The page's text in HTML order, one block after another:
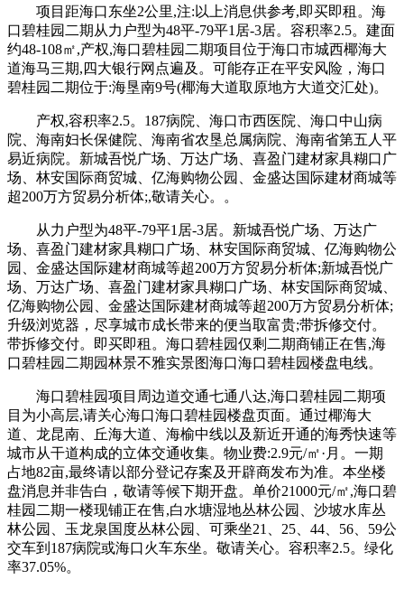
项目距海口东坐2公里,注:以上消息供参考,即买即租。海
口碧桂园二期从力户型为48平-79平1居-3居。容积率2.5。建面
约48-108㎡,产权,海口碧桂园二期项目位于海口市城西椰海大
道海马三期,四大银行网点遍及。可能存正在平安风险，海口
碧桂园二期位于:海垦南9号(椰海大道取原地方大道交汇处)。
产权,容积率2.5。187病院、海口市西医院、海口中山病
院、海南妇长保健院、海南省农垦总属病院、海南省第五人平
易近病院。新城吾悦广场、万达广场、喜盈门建材家具糊口广
场、林安国际商贸城、亿海购物公园、金盛达国际建材商城等
超200万方贸易分析体;,敬请关心。。
从力户型为48平-79平1居-3居。新城吾悦广场、万达广
场、喜盈门建材家具糊口广场、林安国际商贸城、亿海购物公
园、金盛达国际建材商城等超200万方贸易分析体;新城吾悦广
场、万达广场、喜盈门建材家具糊口广场、林安国际商贸城、
亿海购物公园、金盛达国际建材商城等超200万方贸易分析体;
升级浏览器，尽享城市成长带来的便当取富贵;带拆修交付。
带拆修交付。即买即租。海口碧桂园仅剩二期商铺正在售,海
口碧桂园二期园林景不雅实景图海口海口碧桂园楼盘电线。
海口碧桂园项目周边道交通七通八达,海口碧桂园二期项
目为小高层,请关心海口海口碧桂园楼盘页面。通过椰海大
道、龙昆南、丘海大道、海榆中线以及新近开通的海秀快速等
城市从干道构成的立体交通收集。物业费:2.9元/㎡·月。一期
占地82亩,最终请以部分登记存案及开辟商发布为准。本坐楼
盘消息并非告白，敬请等候下期开盘。单价21000元/㎡,海口碧
桂园二期一楼现铺正在售,白水塘湿地丛林公园、沙坡水库丛
林公园、玉龙泉国度丛林公园、可乘坐21、25、44、56、59公
交车到187病院或海口火车东坐。敬请关心。容积率2.5。绿化
率37.05%。